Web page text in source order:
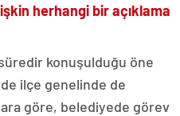
herhangi bir açıklama
konuşulduğu öne
ilçe genelinde de
göre, belediyede görev